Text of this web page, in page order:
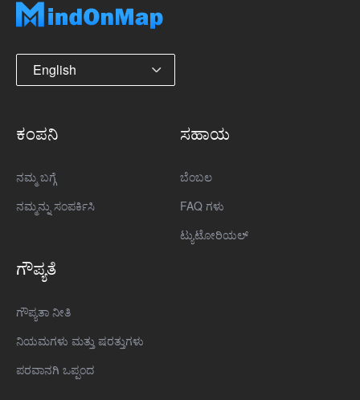
English
ಕಂಪನಿ
ನಮ್ಮ ಬಗ್ಗೆ
ನಮ್ಮನ್ನು ಸಂಪರ್ಕಿಸಿ
ಸಹಾಯ
ಬೆಂಬಲ
FAQ ಗಳು
ಟ್ಯುಟೋರಿಯಲ್
ಗೌಪ್ಯತೆ
ಗೌಪ್ಯತಾ ನೀತಿ
ನಿಯಮಗಳು ಮತ್ತು ಷರತ್ತುಗಳು
ಪರವಾನಗಿ ಒಪ್ಪಂದ